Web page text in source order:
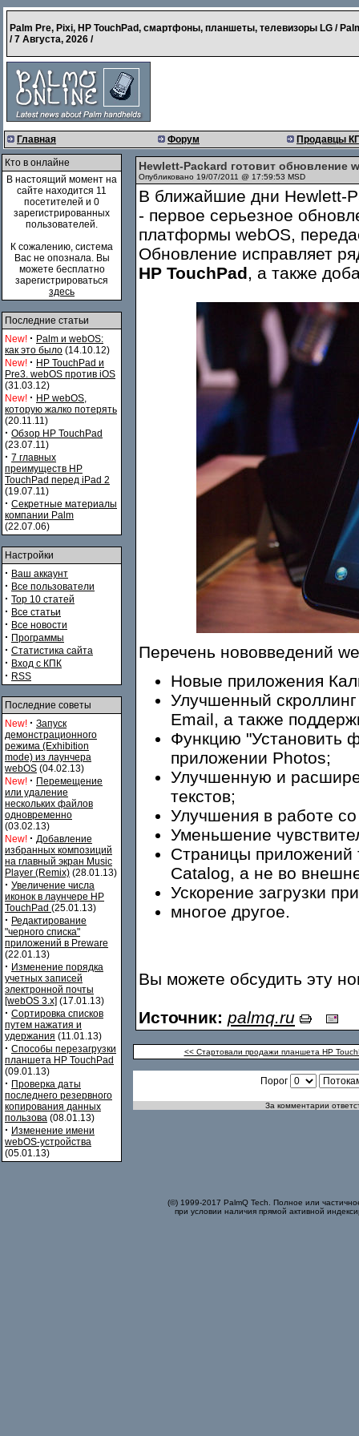
Palm Pre, Pixi, HP TouchPad, смартфоны, планшеты, телевизоры LG /
/7 Августа, 2026 /
Главная Форум Продавцы
Кто в онлайне
В настоящий момент на
сайте находится 11
посетителей и 0
зарегистрированных
пользователей.
К сожалению, система
Вас не опознала. Вы
можете бесплатно
зарегистрироваться
здесь
Последние статьи
New! · Palm и webOS:
как это было (14.10.12)
New! · HP TouchPad и
Pre3. webOS против iOS
(31.03.12)
New! · HP webOS,
которую жалко потерять
(20.11.11)
· Обзор HP TouchPad
(23.07.11)
· 7 главных
преимуществ HP
TouchPad перед iPad 2
(19.07.11)
· Секретные материалы
компании Palm
(22.07.06)
Настройки
· Ваш аккаунт
· Все пользователи
· Top 10 статей
· Все статьи
· Все новости
· Программы
· Статистика сайта
· Вход с КПК
· RSS
Последние советы
New! · Запуск
демонстрационного
режима (Exhibition
mode) из лаунчера
webOS (04.02.13)
New! · Перемещение
или удаление
нескольких файлов
одновременно
(03.02.13)
New! · Добавление
избранных композиций
на главный экран Music
Player (Remix) (28.01.13)
· Увеличение числа
иконок в лаунчере HP
TouchPad (25.01.13)
· Редактирование
"черного списка"
приложений в Preware
(22.01.13)
· Изменение порядка
учетных записей
электронной почты
[webOS 3.x] (17.01.13)
· Сортировка списков
путем нажатия и
удержания (11.01.13)
· Способы перезагрузки
планшета HP TouchPad
(09.01.13)
· Проверка даты
последнего резервного
копирования данных
пользова (08.01.13)
· Изменение имени
webOS-устройства
(05.01.13)
Hewlett-Packard готовит обновление
Опубликовано 19/07/2011 @ 17:59:53 MSD
В ближайшие дни Hewlett-
- первое серьезное
платформы webOS,
Обновление исправляет
HP TouchPad, а также
Перечень нововведений
Новые приложения
Улучшенный
Email, а также
Функцию "Установить
приложении Photos;
Улучшенную и
текстов;
Улучшения в работе
Уменьшение
Страницы приложений
Catalog, а не во
Ускорение загрузки
многое другое.
Вы можете обсудить эту
Источник: palmq.ru
<< Стартовали продажи планшета HP
Порог
За комментарии
(©) 1999-2017 PalmQ Tech. Полное или
при условии наличия прямой активной